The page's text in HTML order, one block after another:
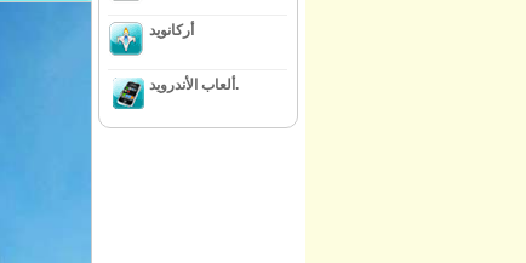
أركانويد
ألعاب الأندرويد.